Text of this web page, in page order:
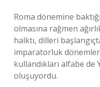
Roma dönemine
olmasına rağmen
halktı, dilleri
imparatorluk
kullandıkları alfabe
oluşuyordu.